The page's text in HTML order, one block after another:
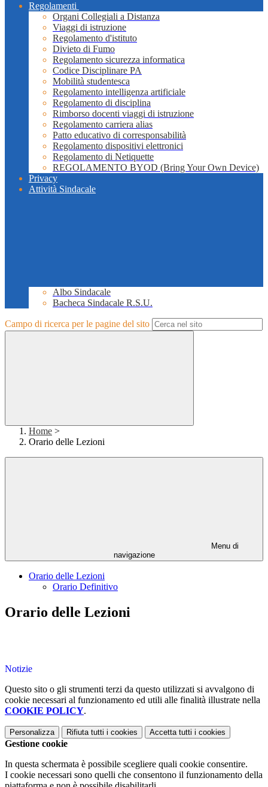
Regolamenti
Organi Collegiali a Distanza
Viaggi di istruzione
Regolamento d'istituto
Divieto di Fumo
Regolamento sicurezza informatica
Codice Disciplinare PA
Mobilità studentesca
Regolamento intelligenza artificiale
Regolamento di disciplina
Rimborso docenti viaggi di istruzione
Regolamento carriera alias
Patto educativo di corresponsabilità
Regolamento dispositivi elettronici
Regolamento di Netiquette
REGOLAMENTO BYOD (Bring Your Own Device)
Privacy
Attività Sindacale
Albo Sindacale
Bacheca Sindacale R.S.U.
Campo di ricerca per le pagine del sito
Home >
Orario delle Lezioni
Menu di
navigazione
Orario delle Lezioni
Orario Definitivo
Orario delle Lezioni
Notizie
Questo sito o gli strumenti terzi da questo utilizzati si avvalgono di
cookie necessari al funzionamento ed utili alle finalità illustrate nella
COOKIE POLICY.
Personalizza Rifiuta tutti i cookies Accetta tutti i cookies
Gestione cookie
In questa schermata è possibile scegliere quali cookie consentire.
I cookie necessari sono quelli che consentono il funzionamento della